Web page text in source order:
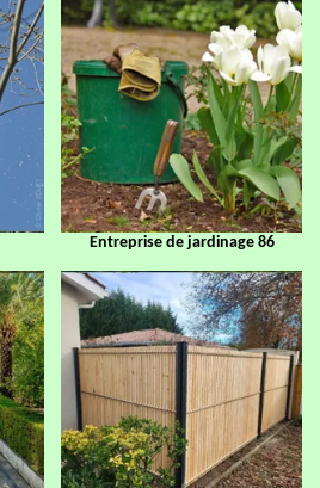
Entreprise de jardinage 86